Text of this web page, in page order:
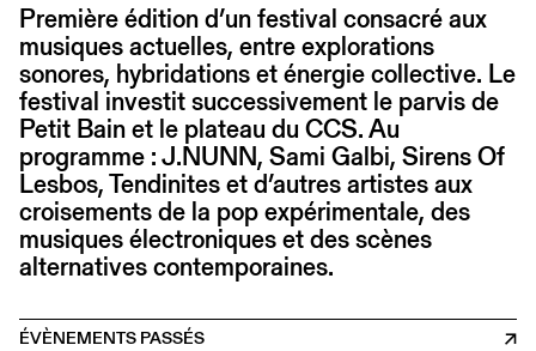
Médiathèque
Éditions
Informations
FR/EN
Première édition d’un festival consacré aux
musiques actuelles, entre explorations
sonores, hybridations et énergie collective. Le
festival investit successivement le parvis de
Petit Bain et le plateau du CCS. Au
programme : J.NUNN, Sami Galbi, Sirens Of
Lesbos, Tendinites et d’autres artistes aux
croisements de la pop expérimentale, des
musiques électroniques et des scènes
alternatives contemporaines.
ÉVÈNEMENTS PASSÉS